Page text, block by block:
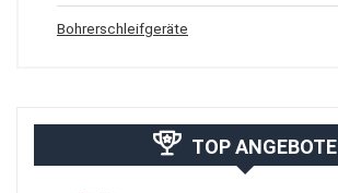
Bohrerschleifgeräte
TOP ANGEBOTE